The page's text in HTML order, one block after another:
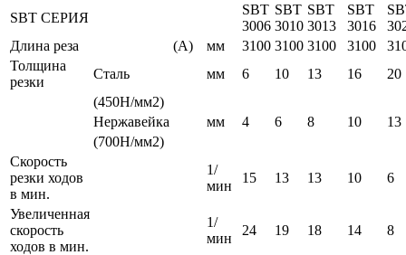
SBT СЕРИЯ
SBT
3006
SBT
3010
SBT
3013
SBT
3016
Длина реза
(A) мм 3100 3100 3100 3100
Толщина
резки
Сталь мм 6 10 13 16
20
(450Н/мм2)
Нержавейка
мм 4 6 8 10
13
(700Н/мм2)
Скорость
резки ходов
в мин.
1/
мин
15 13 13 10 6
Увеличенная
скорость
ходов в мин.
1/
мин
24 19 18 14 8